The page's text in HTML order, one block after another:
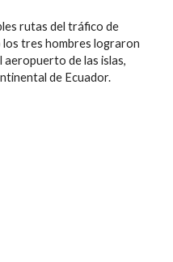
rutas del tráfico de
los tres hombres lograron
de las islas,
de Ecuador.